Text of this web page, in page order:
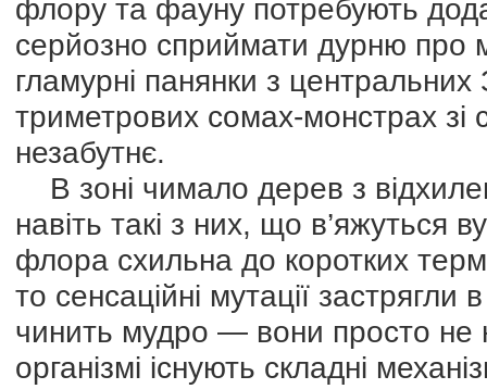
флору та фауну потребують
серйозно сприймати дурню про
гламурні панянки з
триметрових сомах-монстрах
незабутнє.
В зоні чимало дерев з
навіть такі з них, що в’яжуться
флора схильна до коротких
то сенсаційні мутації
чинить мудро — вони просто
організмі існують складні